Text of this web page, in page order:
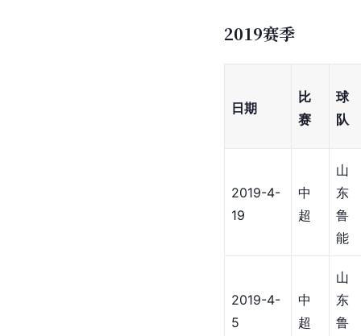
2019赛季
日期
比
赛
球
队
2019-4-
19
中
超
山
东
鲁
能
2019-4-
5
中
超
山
东
鲁